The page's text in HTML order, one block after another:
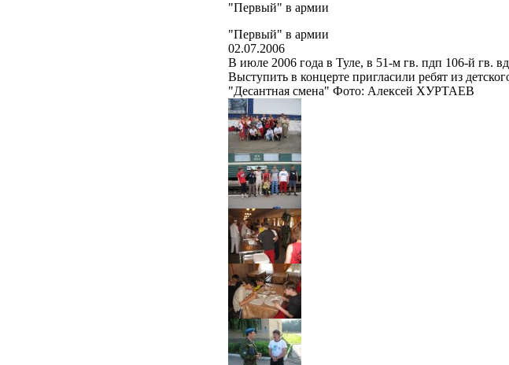
"Первый" в армии
"Первый" в армии
02.07.2006
В июле 2006 года в Туле, в 51-м гв. пдп 106-й гв.
Выступить в концерте пригласили ребят из
"Десантная смена" Фото: Алексей ХУРТАЕВ